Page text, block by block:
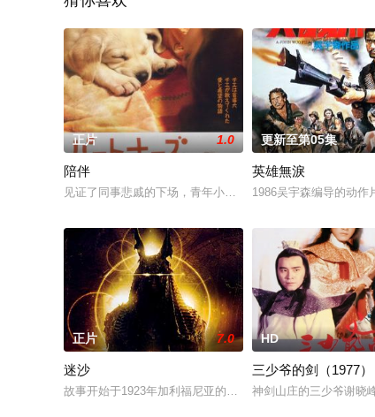
正片 1.0
陪伴
见证了同事悲戚的下场，青年小山内刚不愿继续眼下这份前
更新至第05集
英雄無淚
1986吴宇森编导的动作
正片 7.0
迷沙
故事开始于1923年加利福尼亚的的瓜达洛普大沙漠，传奇导
HD
三少爷的剑（1977）
神剑山庄的三少爷谢晓